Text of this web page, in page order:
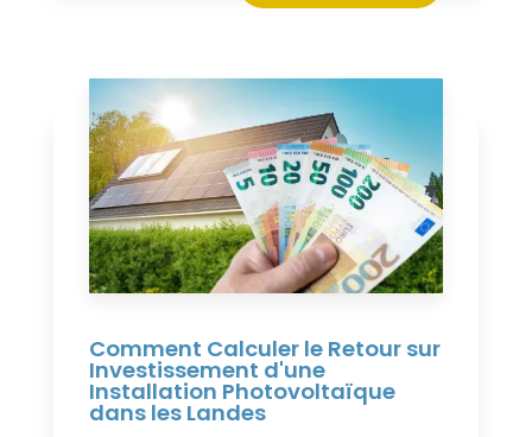
Comment Calculer le Retour sur
Investissement d'une
Installation Photovoltaïque
dans les Landes